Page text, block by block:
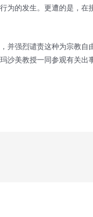
为的发生。更遭的是，在
并强烈谴责这种为宗教自
沙美教授一同参观有关出